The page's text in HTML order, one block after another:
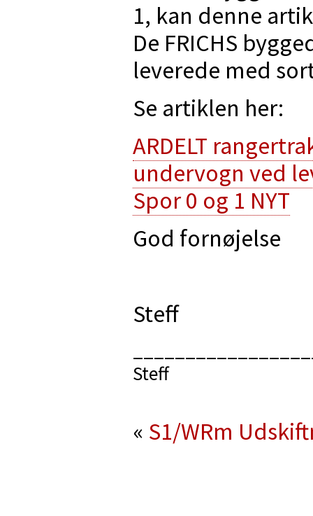
1, kan denne
De FRICHS
leverede med
Se artiklen her:
ARDELT
undervogn ved
Spor 0 og 1 NYT
God fornøjelse
Steff
Steff
« S1/WRm